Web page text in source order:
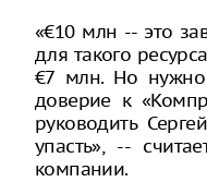
«€10 млн -- это
для такого
€7 млн. Но нужно
доверие к
руководить
упасть», --
компании.